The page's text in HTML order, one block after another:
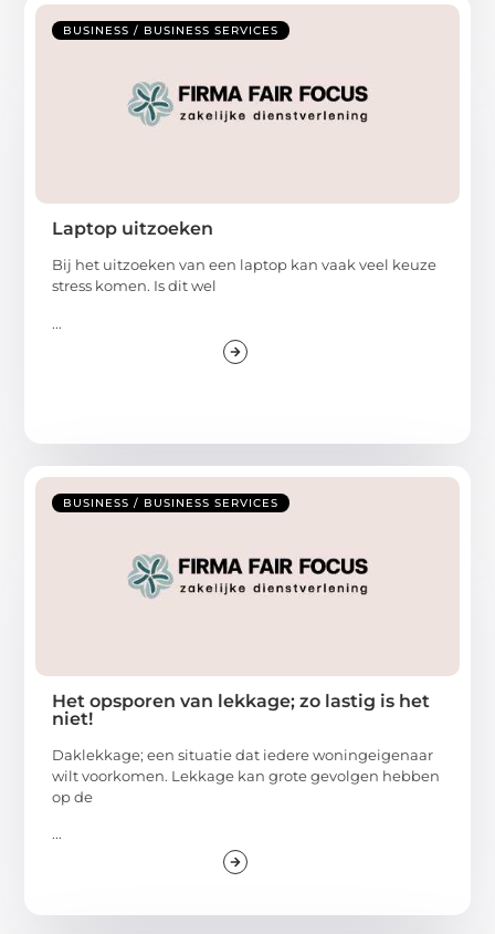
BUSINESS / BUSINESS SERVICES
Laptop uitzoeken
Bij het uitzoeken van een laptop kan vaak veel keuze
stress komen. Is dit wel
...
BUSINESS / BUSINESS SERVICES
Het opsporen van lekkage; zo lastig is het
niet!
Daklekkage; een situatie dat iedere woningeigenaar
wilt voorkomen. Lekkage kan grote gevolgen hebben
op de
...